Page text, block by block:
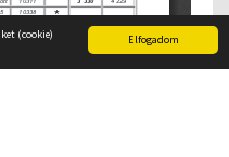
Elfogadom
(cookie)